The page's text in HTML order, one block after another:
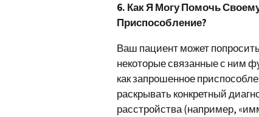
6. Как Я Могу Помочь
Приспособление?
Ваш пациент может
некоторые связанные с ним
как запрошенное
раскрывать конкретный
расстройства (например,